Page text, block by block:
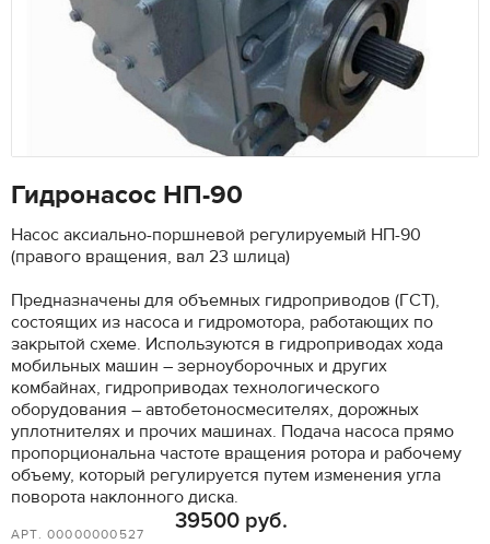
Гидронасос НП-90
Насос аксиально-поршневой регулируемый НП-90
(правого вращения, вал 23 шлица)
Предназначены для объемных гидроприводов (ГСТ),
состоящих из насоса и гидромотора, работающих по
закрытой схеме. Используются в гидроприводах хода
мобильных машин – зерноуборочных и других
комбайнах, гидроприводах технологического
оборудования – автобетоносмесителях, дорожных
уплотнителях и прочих машинах. Подача насоса прямо
пропорциональна частоте вращения ротора и рабочему
объему, который регулируется путем изменения угла
поворота наклонного диска.
АРТ. 00000000527 39500 руб.